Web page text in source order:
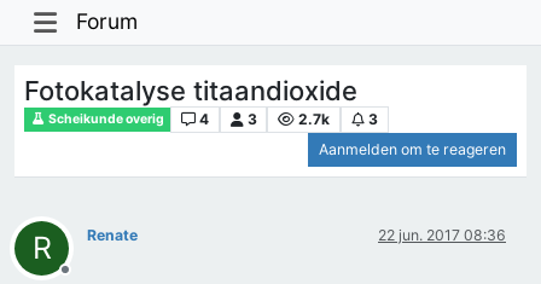
Forum
Fotokatalyse titaandioxide
Scheikunde overig 4 3 2.7k
3
Aanmelden om te reageren
R
Offline
Renate 22 jun. 2017 08:36